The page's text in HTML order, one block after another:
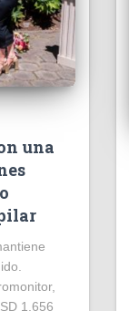
una
1.656